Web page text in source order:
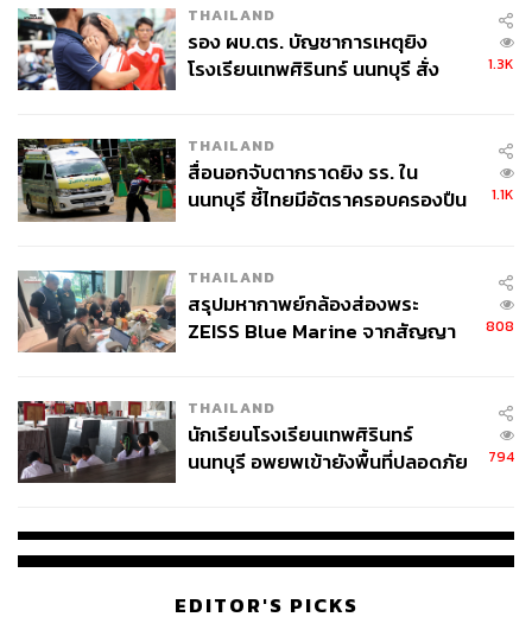
“มีการตั้งคำถามว่า ข้อความเหล่านี้เป็นข้อความที่เป็น
ธรรมชาติหรือไม่ ถ้าคนเล่นโซเซียลมีเดีย จะรู้ว่าข้อความ
เป็นข้อสันนิษฐานว่า การมา AI ทำให้ครีเอทภาพได้ง่ายขึ้น
ทำให้มีข้อความหลากหลายมากขึ้น”
อรพิณ กล่าวว่า กลุ่มที่เข้ามามีส่วนโจมตี ฐปณีย์ ทำอะไรบ้าง
ว่าจะให้เล่นเรื่องอะไร ข้อมูลเป็นช่วงๆ เช่น นักข่าวโจร เลิก
จ้าง และจะมีกลุ่มที่ 2 นำประเด็นนี้มี Repagaging ทำให้
เนื้อหานั้นเล่าผ่านสื่ออนไลน์ เหมือนสำนักข่าวออนไลน์ เป็น
จะมีการใส่อารมณ์มากขึ้น ไปสู่กลุ่มที่เป็นอินฟูขนาดเล็ก
ทำให้เรื่องพร่กระจายมากขึ้น พอไปถึงผู้คน จะมองและแทบ
จะแยกไม่ออกว่าสิ่งนี้เป็นเรื่องมาจากการจัดตั้งหรือกระแส
ธรรมชาติ และง่ายมากที่คนคล้อยตาม
“การกระทำแบบนี้จริงๆถือเป็นการหมิ่นประมาท ลดทอน
เกียรติและศักดิ์ศรีความเป็นมนุษย์ เป็นการกระทำที่ขาด
ความกล้าหาญ ทำให้ผู้วิจารณ์และตรวจสอบ ไม่กล้าและ
THAILAND
รอง ผบ.ตร. บัญชาการเหตุยิง
โรงเรียนเทพศิรินทร์ นนทบุรี สั่ง
1.3K
THAILAND
สื่อนอกจับตากราดยิง รร. ใน
นนทบุรี ชี้ไทยมีอัตราครอบครองปืน
1.1K
THAILAND
สรุปมหากาพย์กล้องส่องพระ
ZEISS Blue Marine จากสัญญา
จ่ายหนี้-แอบระบุแบรนด์
808
THAILAND
นักเรียนโรงเรียนเทพศิรินทร์
นนทบุรี อพยพเข้ายังพื้นที่ปลอดภัย
794
EDITOR'S PICKS